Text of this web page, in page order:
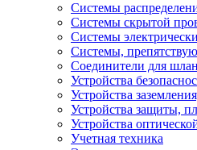
Системы
Системы скрытой
Системы
Системы,
Соединители для
Устройства
Устройства
Устройства защиты,
Устройства
Учетная техника